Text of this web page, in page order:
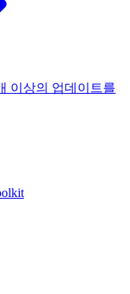
이상의 업데이트를